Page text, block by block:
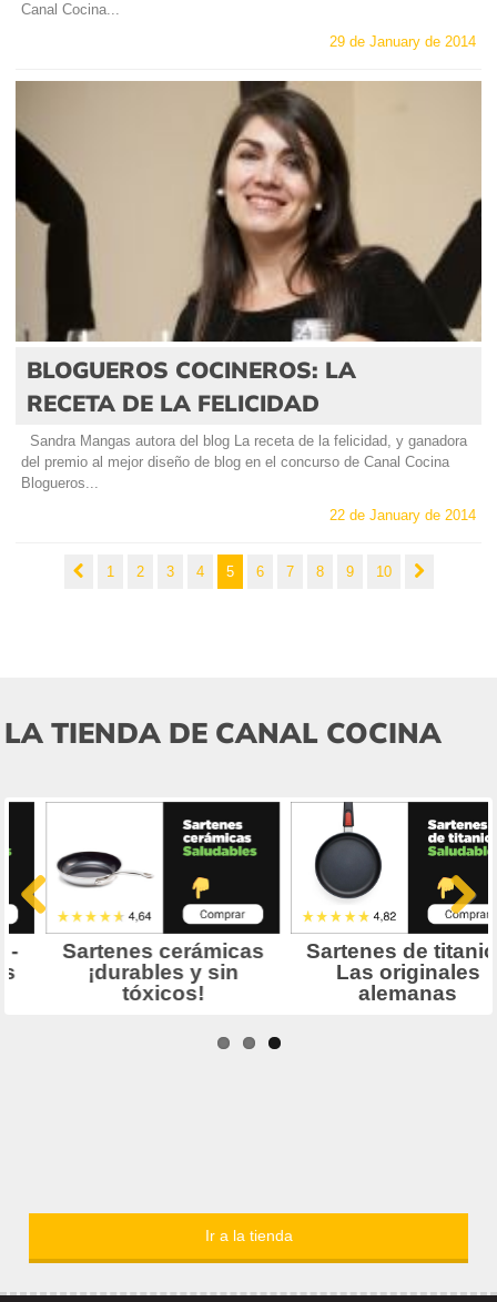
Canal Cocina...
29 de January de 2014
BLOGUEROS COCINEROS: LA
RECETA DE LA FELICIDAD
Sandra Mangas autora del blog La receta de la felicidad, y ganadora
del premio al mejor diseño de blog en el concurso de Canal Cocina
Blogueros...
22 de January de 2014
1 2 3 4 5 6 7 8 9 10
LA TIENDA DE CANAL COCINA
Ir a la tienda